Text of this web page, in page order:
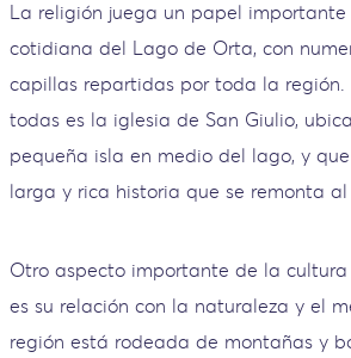
La religión juega un papel
cotidiana del Lago de Orta, con
capillas repartidas por toda la región.
todas es la iglesia de San Giulio,
pequeña isla en medio del lago, y
larga y rica historia que se remonta al
Otro aspecto importante de la
es su relación con la naturaleza y el
región está rodeada de montañas y